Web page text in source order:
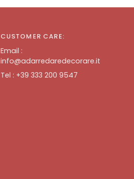
CUSTOMER CARE:
Email :
info@adarredaredecorare.it
Tel : +39 333 200 9547